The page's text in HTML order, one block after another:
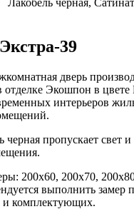
39
дверь
отделке Экошпон в
интерьеров
черная пропускает свет и
200х60, 200х70,
выполнить замер
и комплектующих.